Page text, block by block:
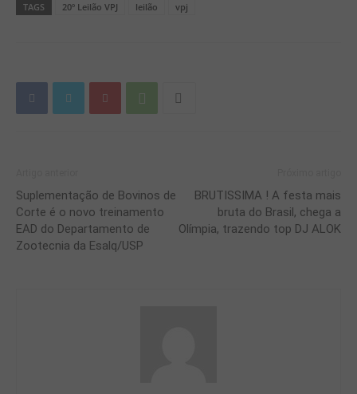
TAGS 20º Leilão VPJ leilão vpj
Suplementação de Bovinos de
Corte é o novo treinamento
EAD do Departamento de
Zootecnia da Esalq/USP
BRUTISSIMA ! A festa mais
bruta do Brasil, chega a
Olímpia, trazendo top DJ ALOK